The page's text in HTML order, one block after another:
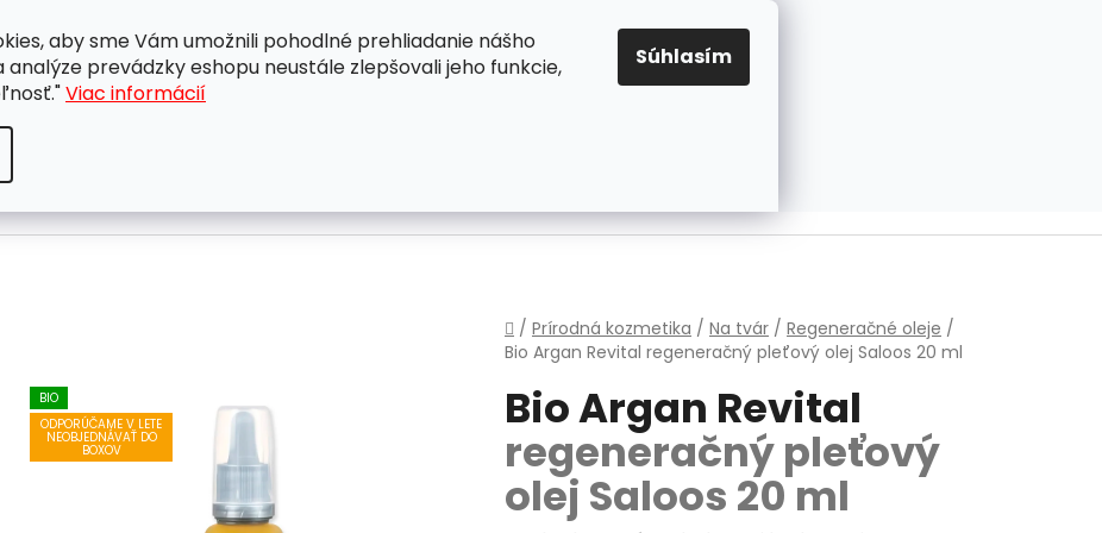
aby sme Vám umožnili pohodlné prehliadanie nášho
analýze prevádzky eshopu neustále zlepšovali jeho funkcie,
Viac informácií
Súhlasím
OBCHODNÉ PODMIENKY OCHRANA OSOBNÝCH ÚDAJOV PRAVIDLÁ PRE COOKIES
EUR
Domov
/ Prírodná kozmetika / Na tvár / Regeneračné oleje /
Bio Argan Revital regeneračný pleťový olej Saloos 20 ml
Bio Argan Revital
regeneračný pleťový
olej Saloos 20 ml
BIO
ODPORÚČAME V LETE
NEOBJEDNÁVAŤ DO
BOXOV